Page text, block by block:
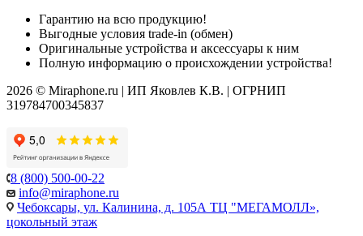
Гарантию на всю продукцию!
Выгодные условия trade-in (обмен)
Оригинальные устройства и аксессуары к ним
Полную информацию о происхождении устройства!
2026 © Miraphone.ru | ИП Яковлев К.В. | ОГРНИП
319784700345837
8 (800) 500-00-22
info@miraphone.ru
Чебоксары, ул. Калинина, д. 105А ТЦ "МЕГАМОЛЛ»,
цокольный этаж